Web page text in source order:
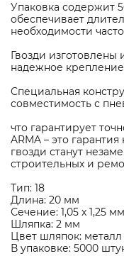
Упаковка содержит
обеспечивает
необходимости
Гвозди
надежное
Специальная
совместимость с
что гарантирует
ARMA – это
гвозди станут
строительных и
Тип: 18
Длина: 20 мм
Сечение: 1,05 x 1,25 мм
Шляпка: 2 мм
Цвет шляпок: металл
В упаковке: 5000